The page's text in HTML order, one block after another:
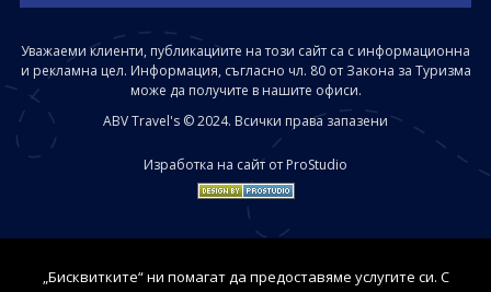
Уважаеми клиенти, публикациите на този сайт са с информационна
и рекламна цел. Информация, съгласно чл. 80 от Закона за Туризма
може да получите в нашите офиси.
ABV Travel's © 2024. Всички права запазени
Изработка на сайт от ProStudio
„Бисквитките“ ни помагат да предоставяме услугите си. С